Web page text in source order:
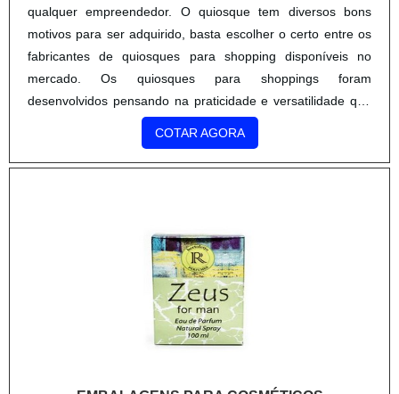
qualquer empreendedor. O quiosque tem diversos bons
motivos para ser adquirido, basta escolher o certo entre os
fabricantes de quiosques para shopping disponíveis no
mercado. Os quiosques para shoppings foram
desenvolvidos pensando na praticidade e versatilidade que
os consumidores teriam para apreciar e procurar produtos e
serviços neste tipo espec...
COTAR AGORA